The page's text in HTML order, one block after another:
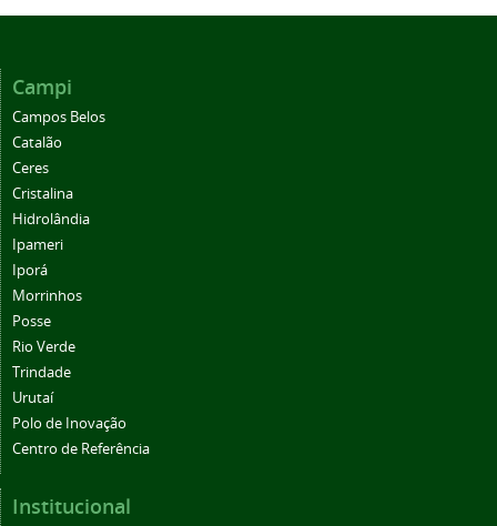
Campi
Campos Belos
Catalão
Ceres
Cristalina
Hidrolândia
Ipameri
Iporá
Morrinhos
Posse
Rio Verde
Trindade
Urutaí
Polo de Inovação
Centro de Referência
Institucional